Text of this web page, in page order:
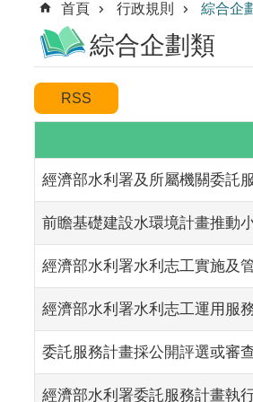
首頁 行政規則 綜合企
綜合企劃類
經濟部水利署及所屬機關委託
前瞻基礎建設水環境計畫推動
經濟部水利署水利志工實施及
經濟部水利署水利志工運用服
委託服務計畫採公開評選或審
經濟部水利署委託服務計畫執